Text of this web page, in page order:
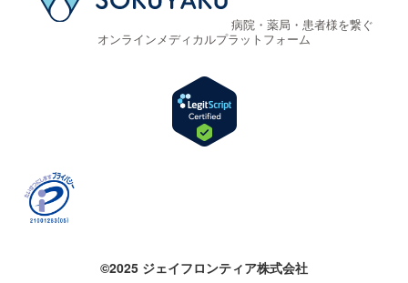
病院・薬局・患者様を繋ぐ
オンラインメディカルプラットフォーム
©2025 ジェイフロンティア株式会社